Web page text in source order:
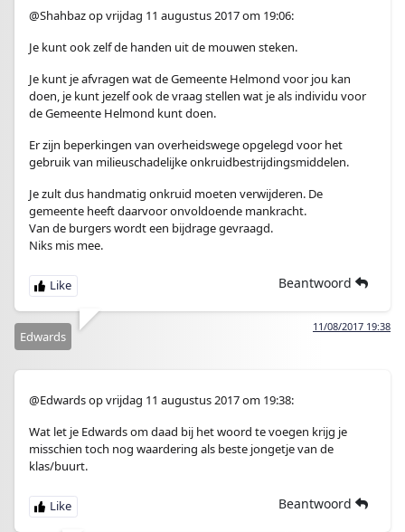
@Shahbaz op vrijdag 11 augustus 2017 om 19:06:
Je kunt ook zelf de handen uit de mouwen steken.
Je kunt je afvragen wat de Gemeente Helmond voor jou kan
doen, je kunt jezelf ook de vraag stellen wat je als individu voor
de Gemeente Helmond kunt doen.
Er zijn beperkingen van overheidswege opgelegd voor het
gebruik van milieuschadelijke onkruidbestrijdingsmiddelen.
Je zult dus handmatig onkruid moeten verwijderen. De
gemeente heeft daarvoor onvoldoende mankracht.
Van de burgers wordt een bijdrage gevraagd.
Niks mis mee.
Beantwoord
11/08/2017 19:38
Edwards
@Edwards op vrijdag 11 augustus 2017 om 19:38:
Wat let je Edwards om daad bij het woord te voegen krijg je
misschien toch nog waardering als beste jongetje van de
klas/buurt.
Beantwoord